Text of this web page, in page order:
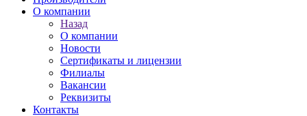
О компании
Назад
О компании
Новости
Сертификаты и лицензии
Филиалы
Вакансии
Реквизиты
Контакты